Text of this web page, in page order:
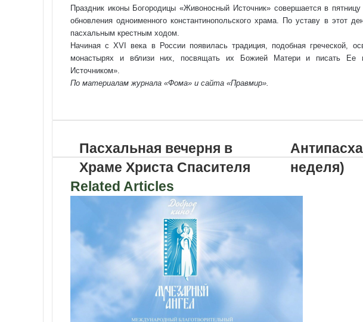
Праздник иконы Богородицы «Жи­во­нос­ный Ис­точ­ник» совершается в
об­нов­ле­ния одноименного кон­стан­ти­но­поль­ско­го хра­ма. По уста­ву в этот
пас­халь­ным крест­ным хо­дом.
Начиная с XVI века в России появилась традиция, подобная греческой,
монастырях и вблизи них, посвящать их Божией Матери и писать Ее
Источником».
По материалам журнала «Фома» и сайта «Правмир».
почте
Пасхальная вечерня в
Храме Христа Спасителя
неделя)
Related Articles